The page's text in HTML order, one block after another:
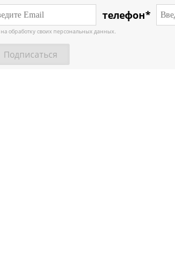
телефон*
на обработку своих персональных данных.